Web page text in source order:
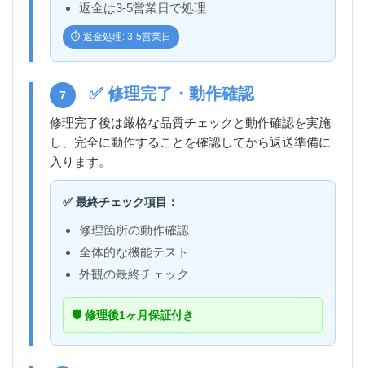
返金は3-5営業日で処理
⏱️ 返金処理: 3-5営業日
7 ✅ 修理完了・動作確認
修理完了後は厳格な品質チェックと動作確認を実施
し、完全に動作することを確認してから返送準備に
入ります。
✅ 最終チェック項目：
修理箇所の動作確認
全体的な機能テスト
外観の最終チェック
🛡️ 修理後1ヶ月保証付き